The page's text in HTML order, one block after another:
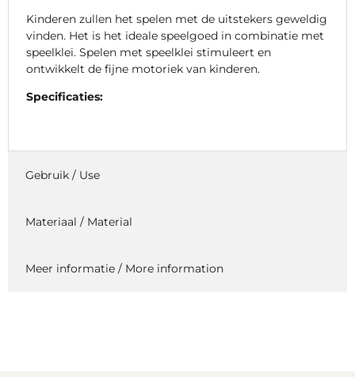
Kinderen zullen het spelen met de uitstekers geweldig
vinden. Het is het ideale speelgoed in combinatie met
speelklei. Spelen met speelklei stimuleert en
ontwikkelt de fijne motoriek van kinderen.
Specificaties:
Gebruik / Use
Materiaal / Material
Meer informatie / More information